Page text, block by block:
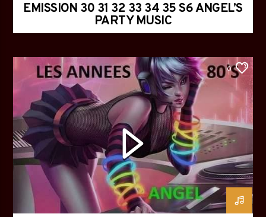
EMISSION 30 31 32 33 34 35 S6 ANGEL’S
PARTY MUSIC
0